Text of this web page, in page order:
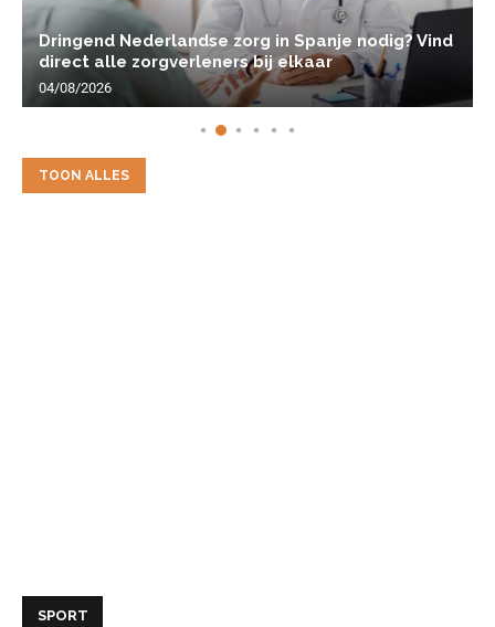
Dringend Nederlandse zorg in Spanje nodig? Vind
direct alle zorgverleners bij elkaar
04/08/2026
TOON ALLES
SPORT